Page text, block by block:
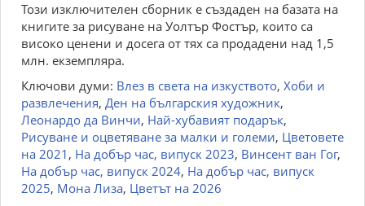
Този изключителен сборник е създаден на базата на
книгите за рисуване на Уолтър Фостър, които са
високо ценени и досега от тях са продадени над 1,5
млн. екземпляра.
Ключови думи: Влез в света на изкуството, Хоби и
развлечения, Ден на българския художник,
Леонардо да Винчи, Най-хубавият подарък,
Рисуване и оцветяване за малки и големи, Цветовете
на 2021 , На добър час, випуск 2023, Винсент ван Гог,
На добър час, випуск 2024, На добър час, випуск
2025, Мона Лиза, Цветът на 2026